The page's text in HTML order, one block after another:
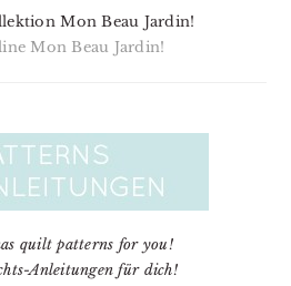
Mon Beau Jardin!
Mon Beau Jardin!
quilt patterns for you!
Anleitungen für dich!